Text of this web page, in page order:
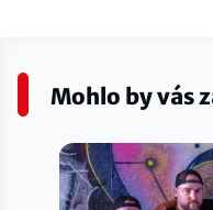
Mohlo by vás